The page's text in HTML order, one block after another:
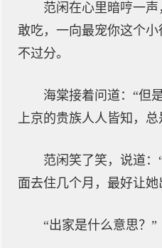
范闲在心里暗哼一
敢吃，一向最宠你这个
不过分。
海棠接着问道：“
上京的贵族人人皆知，总
范闲笑了笑，说道
面去住几个月，最好让她
“出家是什么意思？”